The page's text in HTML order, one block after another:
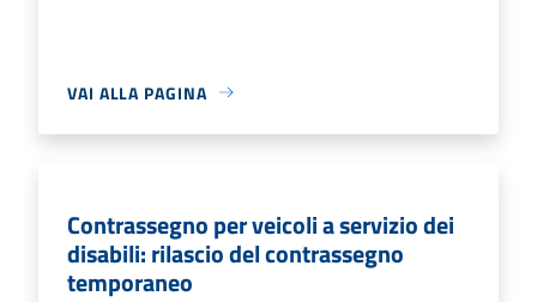
VAI ALLA PAGINA
Contrassegno per veicoli a servizio dei
disabili: rilascio del contrassegno
temporaneo